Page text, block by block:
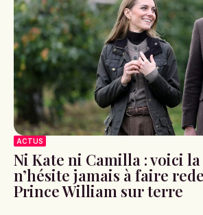
ACTUS
Ni Kate ni Camilla : voici
n’hésite jamais à faire
Prince William sur terre